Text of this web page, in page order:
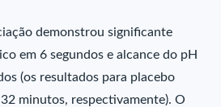
demonstrou significante
em 6 segundos e alcance do pH
(os resultados para placebo
minutos, respectivamente). O